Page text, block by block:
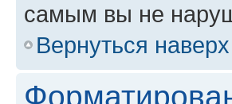
самым вы не
Вернуться наверх